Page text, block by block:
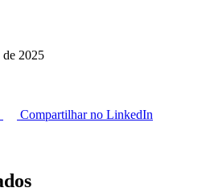
de 2025
Compartilhar no LinkedIn